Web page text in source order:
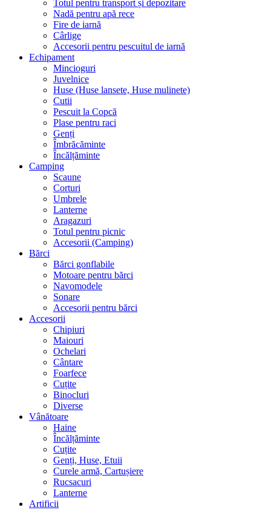
Totul pentru transport și depozitare
Nadă pentru apă rece
Fire de iarnă
Cârlige
Accesorii pentru pescuitul de iarnă
Echipament
Mincioguri
Juvelnice
Huse (Huse lansete, Huse mulinete)
Cutii
Pescuit la Copcă
Plase pentru raci
Genți
Îmbrăcăminte
Încălțăminte
Camping
Scaune
Corturi
Umbrele
Lanterne
Aragazuri
Totul pentru picnic
Accesorii (Camping)
Bărci
Bărci gonflabile
Motoare pentru bărci
Navomodele
Sonare
Accesorii pentru bărci
Accesorii
Chipiuri
Maiouri
Ochelari
Cântare
Foarfece
Cuțite
Binocluri
Diverse
Vânătoare
Haine
Încălțăminte
Cuțite
Genți, Huse, Etuii
Curele armă, Cartușiere
Rucsacuri
Lanterne
Artificii